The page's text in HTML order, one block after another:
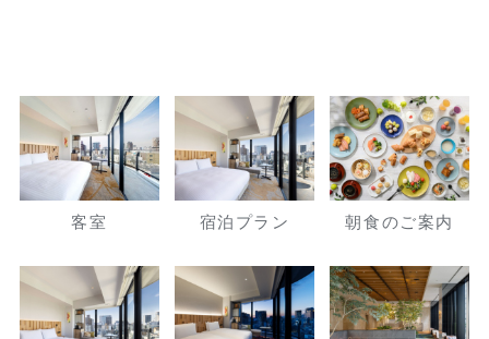
客室 宿泊プラン 朝食のご案内